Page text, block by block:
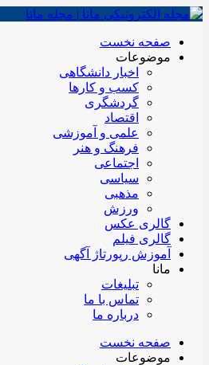
صفحه نخست
موضوعات
اخبار دانشگاهی
کسب و کارها
گردشگری
اقتصاد
علمی و آموزشی
فرهنگ و هنر
اجتماعی
سیاسی
مذهبی
ورزش
گالری عکس
گالری فیلم
آموزش رپورتاژ آگهی
مانا
تبلیغات
تماس با ما
درباره ما
صفحه نخست
موضوعات